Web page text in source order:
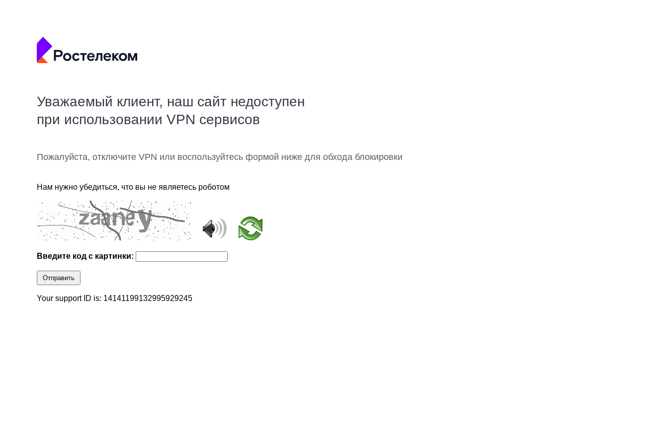
Уважаемый клиент, наш сайт недоступен
при использовании VPN сервисов
Пожалуйста, отключите VPN или воспользуйтесь формой ниже для обхода блокировки
Нам нужно убедиться, что вы не являетесь роботом
Введите код с картинки:
Отправить
Your support ID is: 14141199132995929245